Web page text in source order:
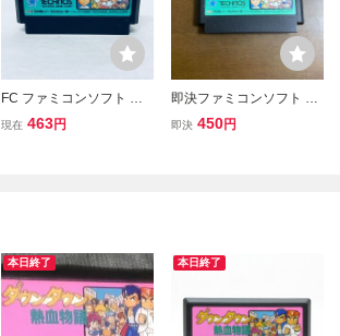
FC ファミコンソフト ダ
ウンタウン熱血行進曲
現在 463円
即決ファミコンソフト ダ
ウンタウン熱血行進曲 そ
即決 450円
本日終了 本日終了